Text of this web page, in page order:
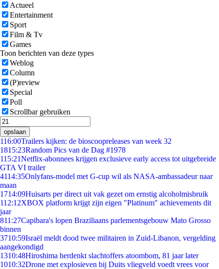
Actueel
Entertainment
Sport
Film & Tv
Games
Toon berichten van deze types
Weblog
Column
(P)review
Special
Poll
Scrollbar gebruiken
opslaan
116:00Trailers kijken: de bioscoopreleases van week 32
1815:23Random Pics van de Dag #1978
115:21Netflix-abonnees krijgen exclusieve early access tot uitgebreide
GTA VI trailer
4114:35Onlyfans-model met G-cup wil als NASA-ambassadeur naar
maan
1714:09Huisarts per direct uit vak gezet om ernstig alcoholmisbruik
112:12XBOX platform krijgt zijn eigen "Platinum" achievements dit
jaar
811:27Capibara's lopen Braziliaans parlementsgebouw Mato Grosso
binnen
3710:59Israël meldt dood twee militairen in Zuid-Libanon, vergelding
aangekondigd
1310:48Hiroshima herdenkt slachtoffers atoombom, 81 jaar later
1010:32Drone met explosieven bij Duits vliegveld voedt vrees voor